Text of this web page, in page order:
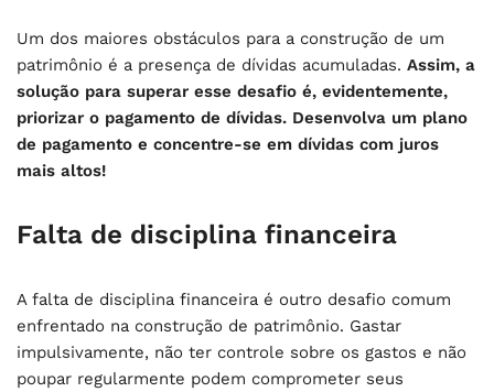
Um dos maiores obstáculos para a construção de um
patrimônio é a presença de dívidas acumuladas. Assim, a
solução para superar esse desafio é, evidentemente,
priorizar o pagamento de dívidas. Desenvolva um plano
de pagamento e concentre-se em dívidas com juros
mais altos!
Falta de disciplina financeira
A falta de disciplina financeira é outro desafio comum
enfrentado na construção de patrimônio. Gastar
impulsivamente, não ter controle sobre os gastos e não
poupar regularmente podem comprometer seus